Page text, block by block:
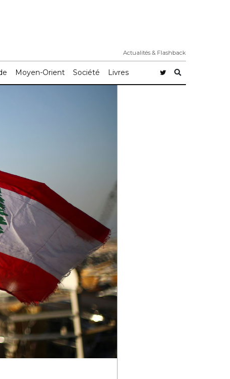
Actualités & Flashback
Moyen-Orient Société Livres